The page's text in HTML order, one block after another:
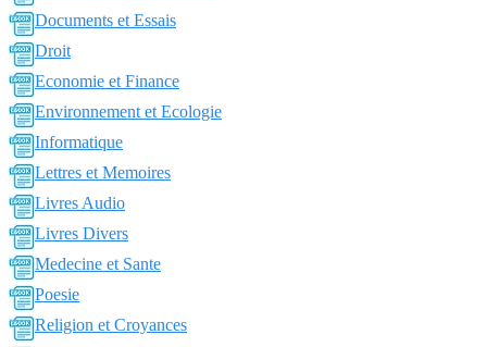
Documents et Essais
Droit
Economie et Finance
Environnement et Ecologie
Informatique
Lettres et Memoires
Livres Audio
Livres Divers
Medecine et Sante
Poesie
Religion et Croyances